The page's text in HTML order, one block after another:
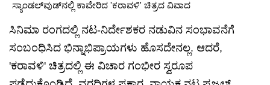
ಸ್ಯಾಂಡಲ್‌ವುಡ್‌ನಲ್ಲಿ ಕಾವೇರಿದ 'ಕರಾವಳಿ' ಚಿತ್ರದ ವಿವಾದ
ಸಿನಿಮಾ ರಂಗದಲ್ಲಿ ನಟ-ನಿರ್ದೇಶಕರ ನಡುವಿನ ಸಂಭಾವನೆಗೆ
ಸಂಬಂಧಿಸಿದ ಭಿನ್ನಾಭಿಪ್ರಾಯಗಳು ಹೊಸದೇನಲ್ಲ. ಆದರೆ,
'ಕರಾವಳಿ' ಚಿತ್ರದಲ್ಲಿ ಈ ವಿಚಾರ ಗಂಭೀರ ಸ್ವರೂಪ